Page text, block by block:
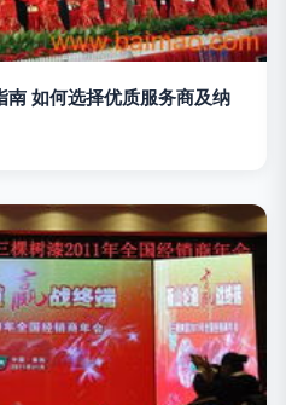
如何选择优质服务商及纳